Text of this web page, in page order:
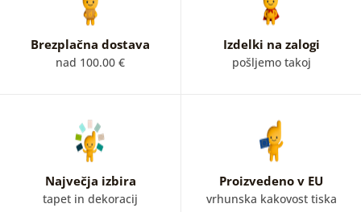
Brezplačna dostava
nad 100.00 €
Izdelki na zalogi
pošljemo takoj
Največja izbira
tapet in dekoracij
Proizvedeno v EU
vrhunska kakovost tiska